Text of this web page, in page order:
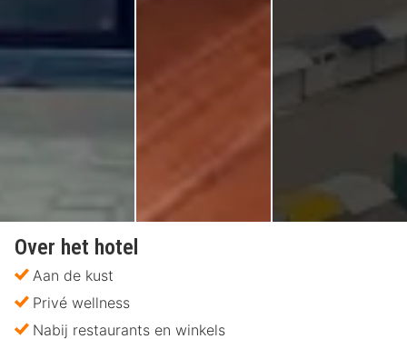
Over het hotel
Aan de kust
Privé wellness
Nabij restaurants en winkels